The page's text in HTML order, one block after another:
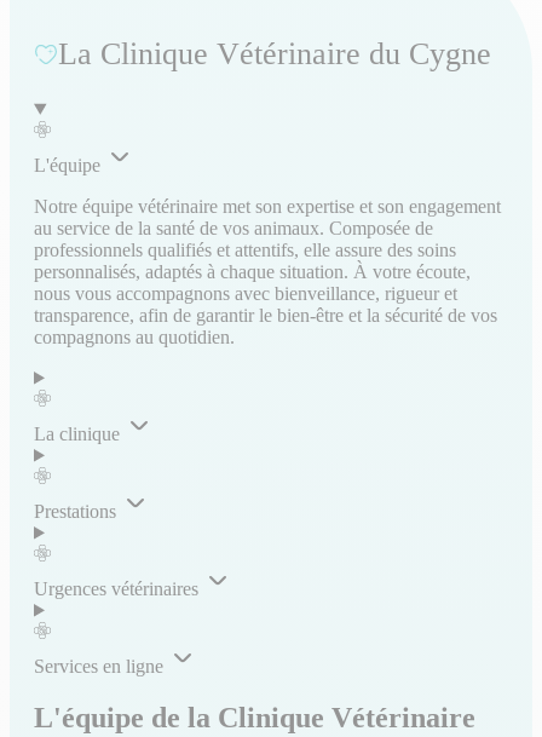
La Clinique Vétérinaire du Cygne
L'équipe
Notre équipe vétérinaire met son expertise et son engagement
au service de la santé de vos animaux. Composée de
professionnels qualifiés et attentifs, elle assure des soins
personnalisés, adaptés à chaque situation. À votre écoute,
nous vous accompagnons avec bienveillance, rigueur et
transparence, afin de garantir le bien-être et la sécurité de vos
compagnons au quotidien.
La clinique
Prestations
Urgences vétérinaires
Services en ligne
L'équipe de la Clinique Vétérinaire